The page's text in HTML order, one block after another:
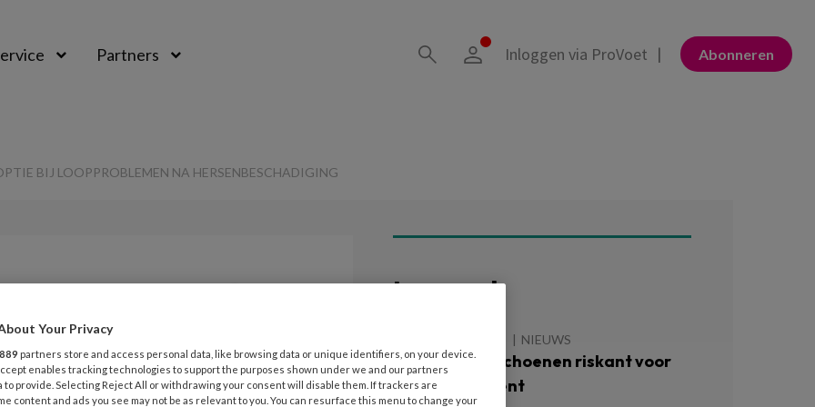
Partners Abonneren
Inloggen via ProVoet
BIJ LOOPPROBLEMEN NA HERSENBESCHADIGING
optie bij
Lees ook
NIEUWS
Ook te grote schoenen riskant voor
diabetespatiënt
Your Privacy
889 partners store and access personal data, like browsing data or unique identifiers, on your device.
enables tracking technologies to support the purposes shown under we and our partners
to provide. Selecting Reject All or withdrawing your consent will disable them. If trackers are
content and ads you see may not be as relevant to you. You can resurface this menu to change your